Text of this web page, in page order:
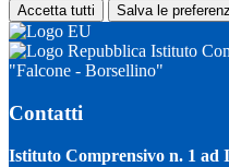
Accetta tutti Salva le
Istituto
"Falcone - Borsellino"
Contatti
Istituto Comprensivo n. 1 ad